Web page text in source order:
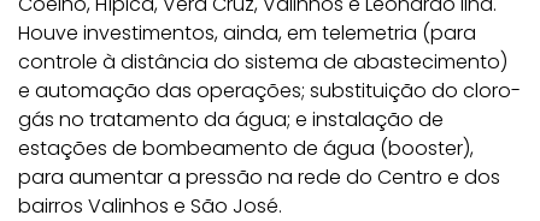
Houve investimentos, ainda, em telemetria (para
controle à distância do sistema de abastecimento)
e automação das operações; substituição do cloro-
gás no tratamento da água; e instalação de
estações de bombeamento de água (booster),
para aumentar a pressão na rede do Centro e dos
bairros Valinhos e São José.